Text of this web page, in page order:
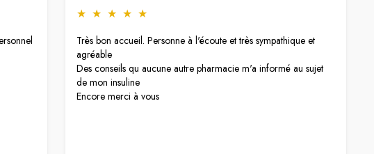
★ ★ ★ ★ ★
Très bon accueil. Personne à l'écoute et très sympathique et
agréable
Des conseils qu aucune autre pharmacie m'a informé au sujet
de mon insuline
Encore merci à vous